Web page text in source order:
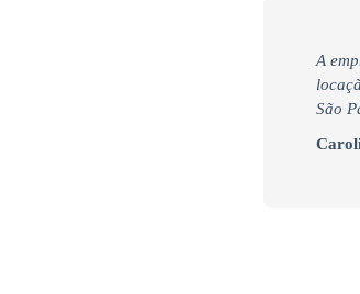
A
São